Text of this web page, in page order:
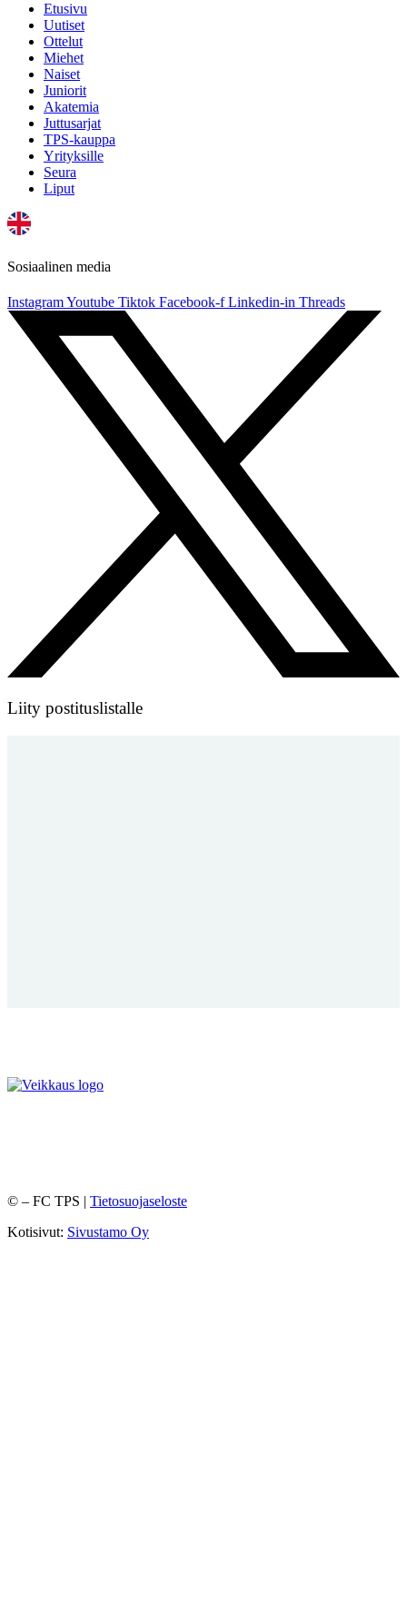
Etusivu
Uutiset
Ottelut
Miehet
Naiset
Juniorit
Akatemia
Juttusarjat
TPS-kauppa
Yrityksille
Seura
Liput
Sosiaalinen media
InstagramYoutube Tiktok Facebook-f Linkedin-in Threads
Liity postituslistalle
© – FC TPS | Tietosuojaseloste
Kotisivut: Sivustamo Oy